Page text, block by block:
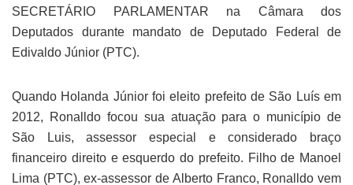
SECRETÁRIO PARLAMENTAR na Câmara dos
Deputados durante mandato de Deputado Federal de
Edivaldo Júnior (PTC).
Quando Holanda Júnior foi eleito prefeito de São Luís em
2012, Ronalldo focou sua atuação para o município de
São Luis, assessor especial e considerado braço
financeiro direito e esquerdo do prefeito. Filho de Manoel
Lima (PTC), ex-assessor de Alberto Franco, Ronalldo vem